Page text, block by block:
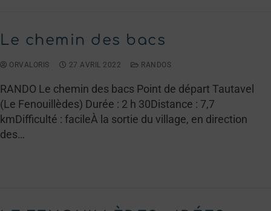
Le chemin des bacs
ORVALORIS 27 AVRIL 2022 RANDOS
RANDO Le chemin des bacs Point de départ Tautavel
(Le Fenouillèdes) Durée : 2 h 30Distance : 7,7
kmDifficulté : facileÀ la sortie du village, en direction
des…